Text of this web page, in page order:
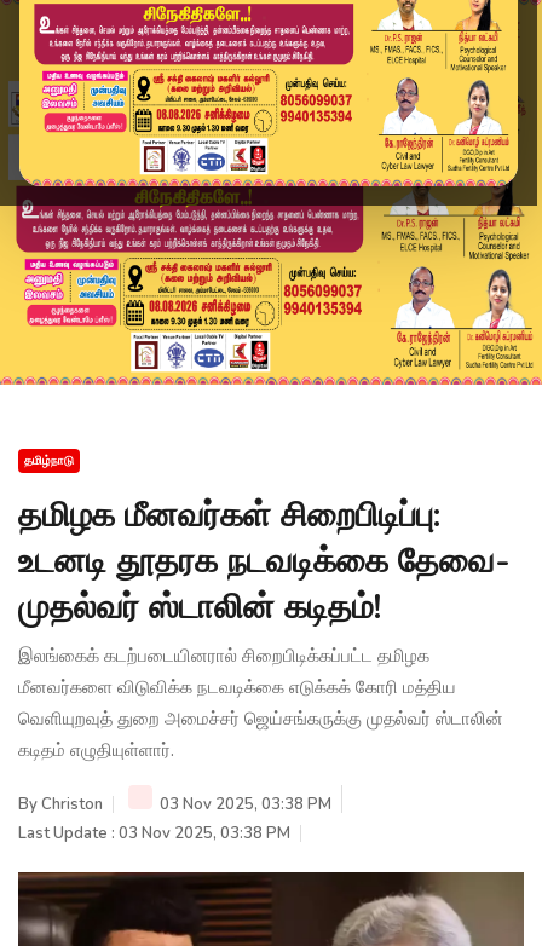
தமிழ்நாடு
தமிழக மீனவர்கள் சிறைபிடிப்பு:
உடனடி தூதரக நடவடிக்கை தேவை-
முதல்வர் ஸ்டாலின் கடிதம்!
இலங்கைக் கடற்படையினரால் சிறைபிடிக்கப்பட்ட தமிழக
மீனவர்களை விடுவிக்க நடவடிக்கை எடுக்கக் கோரி மத்திய
வெளியுறவுத் துறை அமைச்சர் ஜெய்சங்கருக்கு முதல்வர் ஸ்டாலின்
கடிதம் எழுதியுள்ளார்.
ByChriston
03 Nov 2025, 03:38 PM
Last Update : 03 Nov 2025, 03:38 PM